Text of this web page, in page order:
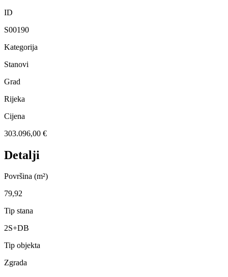
ID
S00190
Kategorija
Stanovi
Grad
Rijeka
Cijena
303.096,00 €
Detalji
Površina (m²)
79,92
Tip stana
2S+DB
Tip objekta
Zgrada